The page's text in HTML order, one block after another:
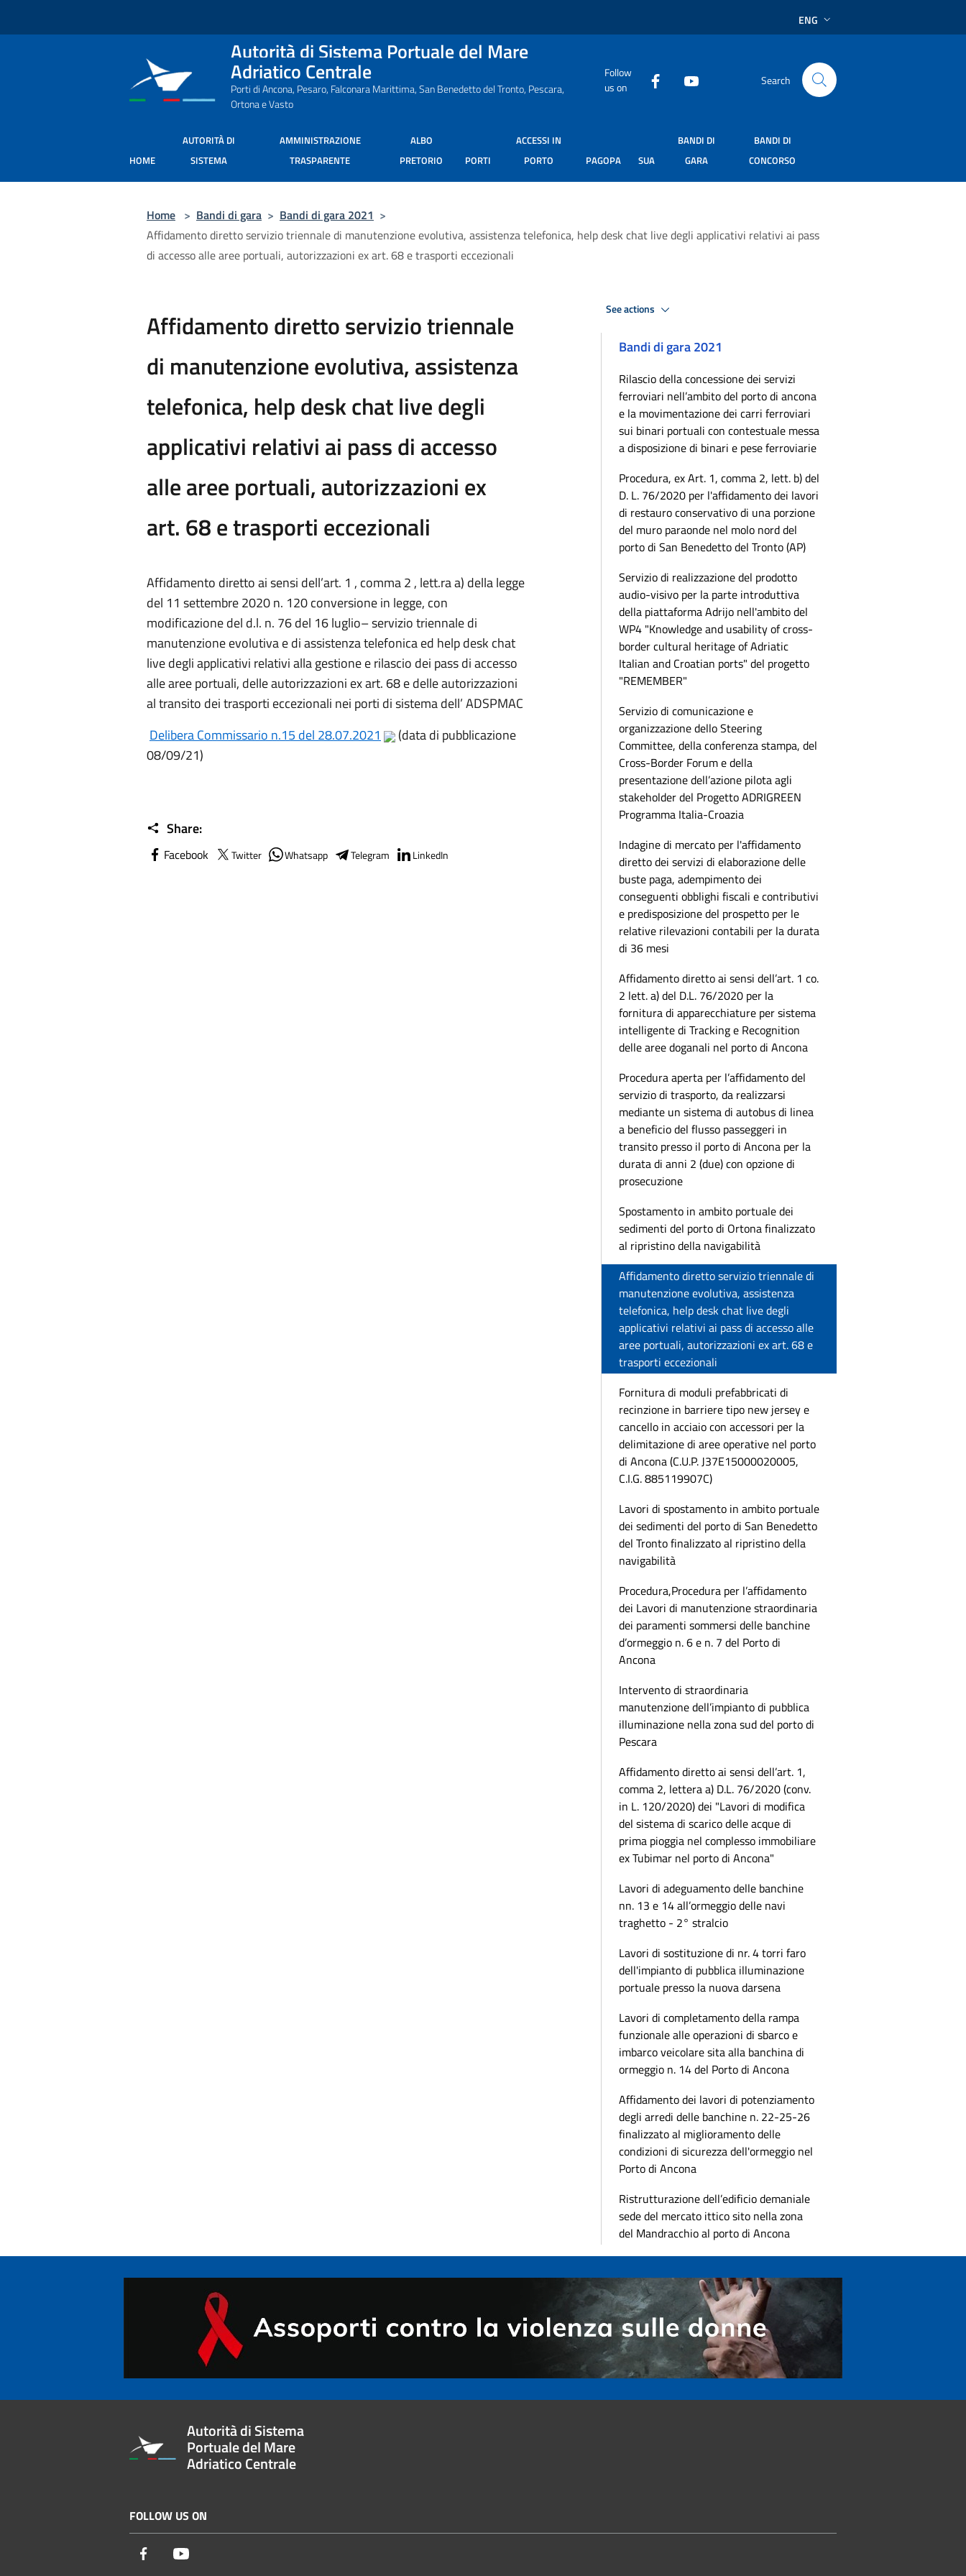
ENG
Autorità di Sistema Portuale del Mare
Adriatico Centrale
Porti di Ancona, Pesaro, Falconara Marittima, San Benedetto del Tronto, Pescara,
Ortona e Vasto
Follow
us on
Search
HOME
AUTORITÀ DI
SISTEMA
AMMINISTRAZIONE
TRASPARENTE
ALBO
PRETORIO
PORTI
ACCESSI IN
PORTO
PAGOPA SUA
BANDI DI
GARA
BANDI DI
CONCORSO
Home > Bandi di gara > Bandi di gara 2021 >
Affidamento diretto servizio triennale di manutenzione evolutiva, assistenza telefonica, help desk chat live degli applicativi relativi ai pass
di accesso alle aree portuali, autorizzazioni ex art. 68 e trasporti eccezionali
Affidamento diretto servizio triennale
di manutenzione evolutiva, assistenza
telefonica, help desk chat live degli
applicativi relativi ai pass di accesso
alle aree portuali, autorizzazioni ex
art. 68 e trasporti eccezionali
Affidamento diretto ai sensi dell’art. 1 , comma 2 , lett.ra a) della legge
del 11 settembre 2020 n. 120 conversione in legge, con
modificazione del d.l. n. 76 del 16 luglio– servizio triennale di
manutenzione evolutiva e di assistenza telefonica ed help desk chat
live degli applicativi relativi alla gestione e rilascio dei pass di accesso
alle aree portuali, delle autorizzazioni ex art. 68 e delle autorizzazioni
al transito dei trasporti eccezionali nei porti di sistema dell’ ADSPMAC
Delibera Commissario n.15 del 28.07.2021
(data di pubblicazione
08/09/21)
Share:
Facebook Twitter Whatsapp Telegram LinkedIn
See actions
Bandi di gara 2021
Rilascio della concessione dei servizi
ferroviari nell’ambito del porto di ancona
e la movimentazione dei carri ferroviari
sui binari portuali con contestuale messa
a disposizione di binari e pese ferroviarie
Procedura, ex Art. 1, comma 2, lett. b) del
D. L. 76/2020 per l'affidamento dei lavori
di restauro conservativo di una porzione
del muro paraonde nel molo nord del
porto di San Benedetto del Tronto (AP)
Servizio di realizzazione del prodotto
audio-visivo per la parte introduttiva
della piattaforma Adrijo nell'ambito del
WP4 "Knowledge and usability of cross-
border cultural heritage of Adriatic
Italian and Croatian ports" del progetto
"REMEMBER"
Servizio di comunicazione e
organizzazione dello Steering
Committee, della conferenza stampa, del
Cross-Border Forum e della
presentazione dell’azione pilota agli
stakeholder del Progetto ADRIGREEN
Programma Italia-Croazia
Indagine di mercato per l'affidamento
diretto dei servizi di elaborazione delle
buste paga, adempimento dei
conseguenti obblighi fiscali e contributivi
e predisposizione del prospetto per le
relative rilevazioni contabili per la durata
di 36 mesi
Affidamento diretto ai sensi dell’art. 1 co.
2 lett. a) del D.L. 76/2020 per la
fornitura di apparecchiature per sistema
intelligente di Tracking e Recognition
delle aree doganali nel porto di Ancona
Procedura aperta per l’affidamento del
servizio di trasporto, da realizzarsi
mediante un sistema di autobus di linea
a beneficio del flusso passeggeri in
transito presso il porto di Ancona per la
durata di anni 2 (due) con opzione di
prosecuzione
Spostamento in ambito portuale dei
sedimenti del porto di Ortona finalizzato
al ripristino della navigabilità
Affidamento diretto servizio triennale di
manutenzione evolutiva, assistenza
telefonica, help desk chat live degli
applicativi relativi ai pass di accesso alle
aree portuali, autorizzazioni ex art. 68 e
trasporti eccezionali
Fornitura di moduli prefabbricati di
recinzione in barriere tipo new jersey e
cancello in acciaio con accessori per la
delimitazione di aree operative nel porto
di Ancona (C.U.P. J37E15000020005,
C.I.G. 885119907C)
Lavori di spostamento in ambito portuale
dei sedimenti del porto di San Benedetto
del Tronto finalizzato al ripristino della
navigabilità
Procedura,Procedura per l’affidamento
dei Lavori di manutenzione straordinaria
dei paramenti sommersi delle banchine
d’ormeggio n. 6 e n. 7 del Porto di
Ancona
Intervento di straordinaria
manutenzione dell’impianto di pubblica
illuminazione nella zona sud del porto di
Pescara
Affidamento diretto ai sensi dell’art. 1,
comma 2, lettera a) D.L. 76/2020 (conv.
in L. 120/2020) dei "Lavori di modifica
del sistema di scarico delle acque di
prima pioggia nel complesso immobiliare
ex Tubimar nel porto di Ancona"
Lavori di adeguamento delle banchine
nn. 13 e 14 all’ormeggio delle navi
traghetto - 2° stralcio
Lavori di sostituzione di nr. 4 torri faro
dell'impianto di pubblica illuminazione
portuale presso la nuova darsena
Lavori di completamento della rampa
funzionale alle operazioni di sbarco e
imbarco veicolare sita alla banchina di
ormeggio n. 14 del Porto di Ancona
Affidamento dei lavori di potenziamento
degli arredi delle banchine n. 22-25-26
finalizzato al miglioramento delle
condizioni di sicurezza dell'ormeggio nel
Porto di Ancona
Ristrutturazione dell’edificio demaniale
sede del mercato ittico sito nella zona
del Mandracchio al porto di Ancona
Autorità di Sistema
Portuale del Mare
Adriatico Centrale
FOLLOW US ON
Facebook